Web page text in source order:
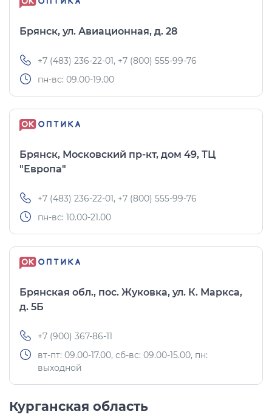
Брянск, ул. Авиационная, д. 28
+7 (483) 236-22-01, +7 (800) 555-99-76
пн-вс: 09.00-19.00
Брянск, Московский пр-кт, дом 49, ТЦ
"Европа"
+7 (483) 236-22-01, +7 (800) 555-99-76
пн-вс: 10.00-21.00
Брянская обл., пос. Жуковка, ул. К. Маркса,
д. 5Б
+7 (900) 367-86-11
вт-пт: 09.00-17.00, сб-вс: 09.00-15.00, пн:
выходной
Курганская область